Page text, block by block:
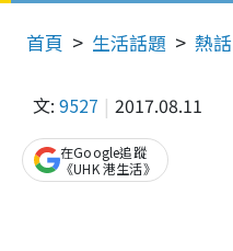
首頁 生活話題 熱話
文: 9527 2017.08.11
在Google追蹤
《UHK 港生活》